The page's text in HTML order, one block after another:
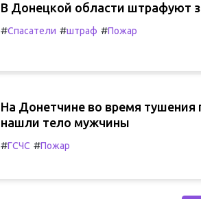
В Донецкой области штрафуют
#Спасатели #штраф #Пожар
На Донетчине во время тушения
нашли тело мужчины
#ГСЧС #Пожар